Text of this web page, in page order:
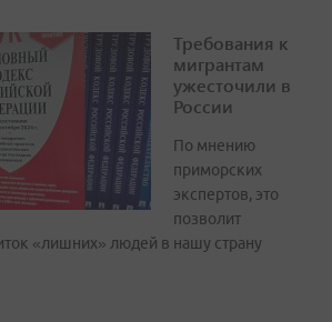
Требования к
мигрантам
ужесточили в
России
По мнению
приморских
экспертов, это
позволит
«лишних» людей в нашу страну